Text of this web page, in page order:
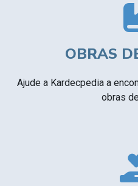
OBRAS
Ajude a Kardecpedia a
obras